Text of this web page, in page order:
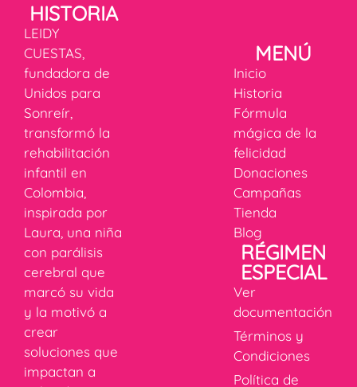
HISTORIA
LEIDY
CUESTAS,
fundadora de
Unidos para
Sonreír,
transformó la
rehabilitación
infantil en
Colombia,
inspirada por
Laura, una niña
con parálisis
cerebral que
marcó su vida
y la motivó a
crear
soluciones que
impactan a
MENÚ
Inicio
Historia
Fórmula
mágica de la
felicidad
Donaciones
Campañas
Tienda
Blog
RÉGIMEN
ESPECIAL
Ver
documentación
Términos y
Condiciones
Política de